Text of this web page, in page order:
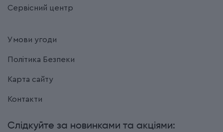
Сервісний центр
Умови угоди
Політика Безпеки
Карта сайту
Контакти
Слідкуйте за новинками та акціями: